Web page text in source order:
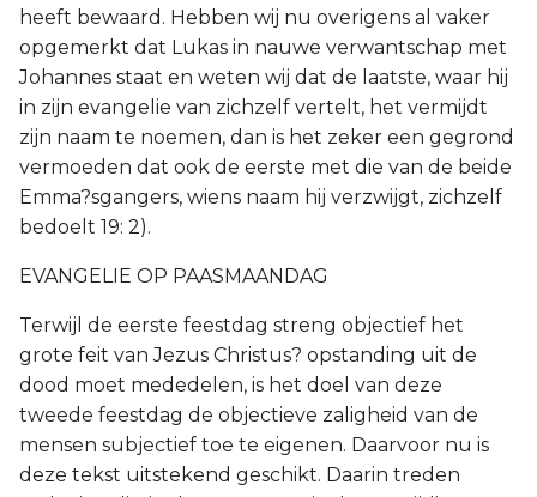
heeft bewaard. Hebben wij nu overigens al vaker
opgemerkt dat Lukas in nauwe verwantschap met
Johannes staat en weten wij dat de laatste, waar hij
in zijn evangelie van zichzelf vertelt, het vermijdt
zijn naam te noemen, dan is het zeker een gegrond
vermoeden dat ook de eerste met die van de beide
Emma?sgangers, wiens naam hij verzwijgt, zichzelf
bedoelt 19: 2).
EVANGELIE OP PAASMAANDAG
Terwijl de eerste feestdag streng objectief het
grote feit van Jezus Christus? opstanding uit de
dood moet mededelen, is het doel van deze
tweede feestdag de objectieve zaligheid van de
mensen subjectief toe te eigenen. Daarvoor nu is
deze tekst uitstekend geschikt. Daarin treden